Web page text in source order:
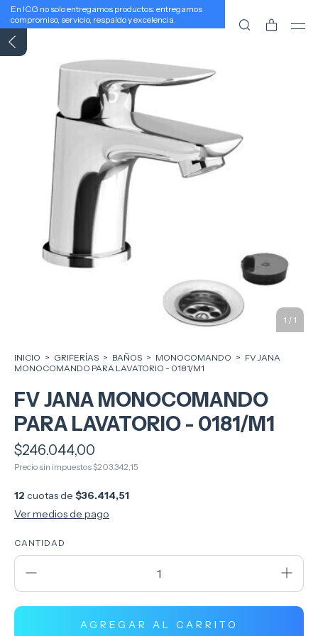
En ICG no solo entregamos productos: entregamos
compromiso, servicio, respaldo y excelencia.
1 / 1
INICIO > GRIFERÍAS > BAÑOS > MONOCOMANDO > FV JANA
MONOCOMANDO PARA LAVATORIO - 0181/M1
FV JANA MONOCOMANDO
PARA LAVATORIO - 0181/M1
$246.044,00
Precio sin impuestos $203.342,15
12 cuotas de $36.414,51
Ver medios de pago
CANTIDAD